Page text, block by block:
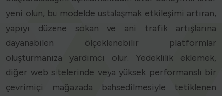
yeni olun, bu modelde ustalaşmak etkileşimi artıran,
yapıyı düzene sokan ve ani trafik artışlarına
dayanabilen ölçeklenebilir platformlar
oluşturmanıza yardımcı olur. Yedeklilik eklemek,
diğer web sitelerinde veya yüksek performanslı bir
çevrimiçi mağazada bahsedilmesiyle tetiklenen